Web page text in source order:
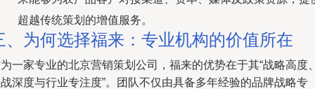
超越传统策划的增值服务。
、为何选择福来：专业机构的价值所在
一家专业的北京营销策划公司，福来的优势在于其“战略高度
深度与行业专注度”。团队不仅由具备多年经验的品牌战略专